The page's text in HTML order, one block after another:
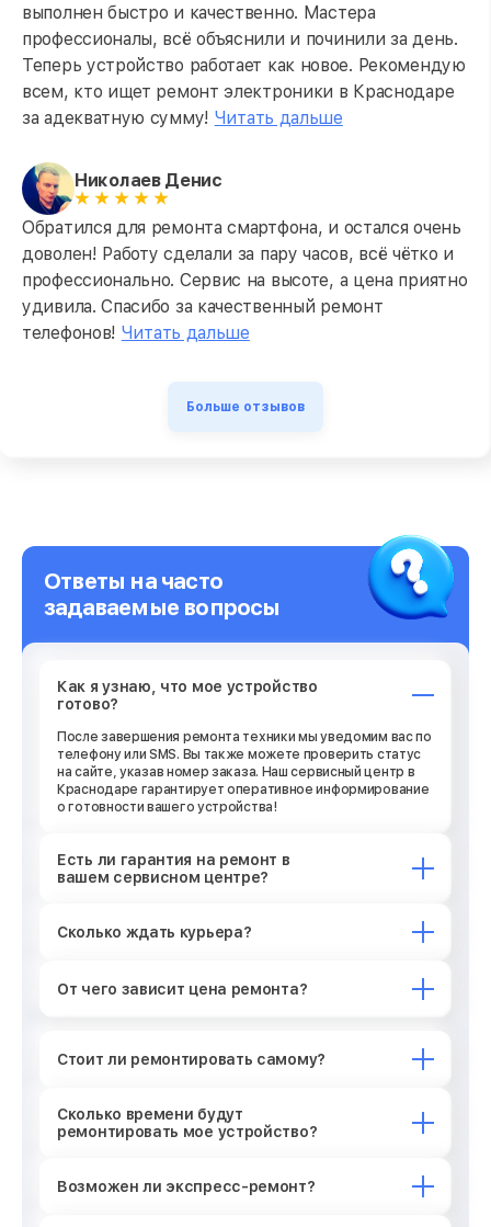
выполнен быстро и качественно. Мастера
профессионалы, всё объяснили и починили за день.
Теперь устройство работает как новое. Рекомендую
всем, кто ищет ремонт электроники в Краснодаре
за адекватную сумму! Читать дальше
Николаев Денис
Обратился для ремонта смартфона, и остался очень
доволен! Работу сделали за пару часов, всё чётко и
профессионально. Сервис на высоте, а цена приятно
удивила. Спасибо за качественный ремонт
телефонов! Читать дальше
Больше отзывов
Ответы на часто
задаваемые вопросы
Как я узнаю, что мое устройство
готово?
После завершения ремонта техники мы уведомим вас по
телефону или SMS. Вы также можете проверить статус
на сайте, указав номер заказа. Наш сервисный центр в
Краснодаре гарантирует оперативное информирование
о готовности вашего устройства!
Есть ли гарантия на ремонт в
вашем сервисном центре?
Сколько ждать курьера?
От чего зависит цена ремонта?
Стоит ли ремонтировать самому?
Сколько времени будут
ремонтировать мое устройство?
Возможен ли экспресс-ремонт?